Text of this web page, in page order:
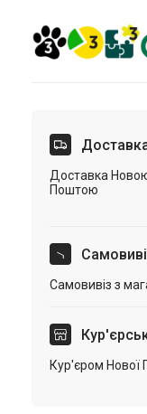
Доставка
Поштою
Самовивіз з
Кур'єром Нової